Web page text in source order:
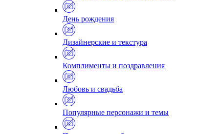
День рождения
Дизайнерские и текстура
Комплименты и поздравления
Любовь и свадьба
Популярные персонажи и темы